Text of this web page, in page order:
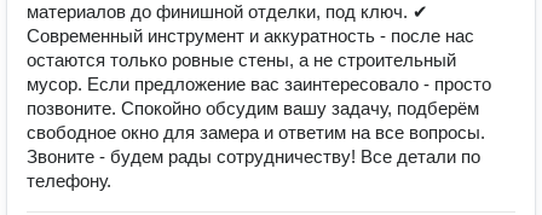
материалов до финишной отделки, под ключ. ✔
Современный инструмент и аккуратность - после нас
остаются только ровные стены, а не строительный
мусор. Если предложение вас заинтересовало - просто
позвоните. Спокойно обсудим вашу задачу, подберём
свободное окно для замера и ответим на все вопросы.
Звоните - будем рады сотрудничеству! Все детали по
телефону.